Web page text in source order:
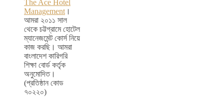
The Ace Hotel
Management ।
আমরা ২০১১ সাল
থেকে চট্টগ্রামে হোটেল
ম্যানেজমেন্ট কোর্স নিয়ে
কাজ করছি। আমরা
বাংলাদেশ কারিগরি
শিক্ষা বোর্ড কর্তৃক
অনুমোদিত।
(প্রতিষ্ঠান কোড
৭০২২০)